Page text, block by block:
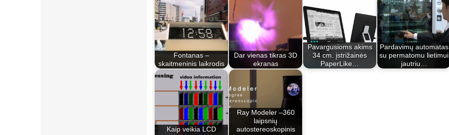
Fontanas –
skaitmeninis laikrodis
Dar vienas tikras 3D
ekranas
Pavargusioms akims
34 cm. įstrižainės
PaperLike…
Pardavimų automatas
su permatomu lietimui
jautriu…
Kaip veikia LCD
Ray Modeler –360
laipsnių
autostereoskopinis